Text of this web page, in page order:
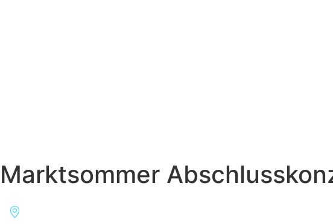
Marktsommer